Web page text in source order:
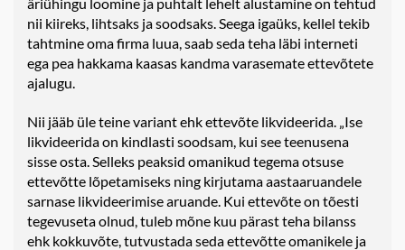
nii kiireks, lihtsaks ja soodsaks. Seega igaüks, kellel tekib
tahtmine oma firma luua, saab seda teha läbi interneti
ega pea hakkama kaasas kandma varasemate ettevõtete
ajalugu.
Nii jääb üle teine variant ehk ettevõte likvideerida. „Ise
likvideerida on kindlasti soodsam, kui see teenusena
sisse osta. Selleks peaksid omanikud tegema otsuse
ettevõtte lõpetamiseks ning kirjutama aastaaruandele
sarnase likvideerimise aruande. Kui ettevõte on tõesti
tegevuseta olnud, tuleb mõne kuu pärast teha bilanss
ehk kokkuvõte, tutvustada seda ettevõtte omanikele ja